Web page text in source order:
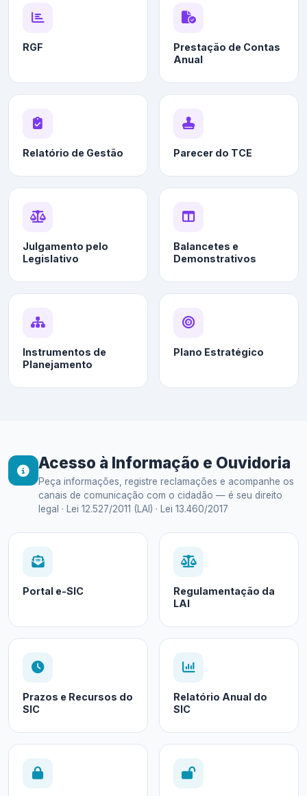
RGF
Prestação de Contas
Anual
Relatório de Gestão Parecer do TCE
Julgamento pelo
Legislativo
Balancetes e
Demonstrativos
Instrumentos de
Planejamento
Plano Estratégico
Acesso à Informação e Ouvidoria
Peça informações, registre reclamações e acompanhe os
canais de comunicação com o cidadão — é seu direito
legal · Lei 12.527/2011 (LAI) · Lei 13.460/2017
Portal e-SIC
Regulamentação da
LAI
Prazos e Recursos do
SIC
Relatório Anual do
SIC